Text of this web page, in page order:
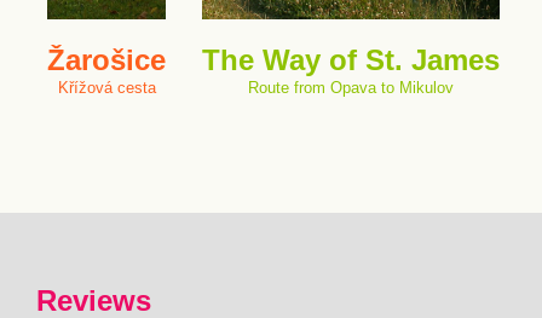
Žarošice
Křížová cesta
The Way of St. James
Route from Opava to Mikulov
Reviews